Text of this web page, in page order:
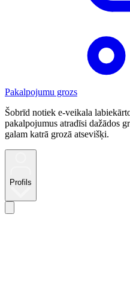
Pakalpojumu grozs
Šobrīd notiek e-veikala
pakalpojumus atradīsi dažādos
galam katrā grozā atsevišķi.
Profils